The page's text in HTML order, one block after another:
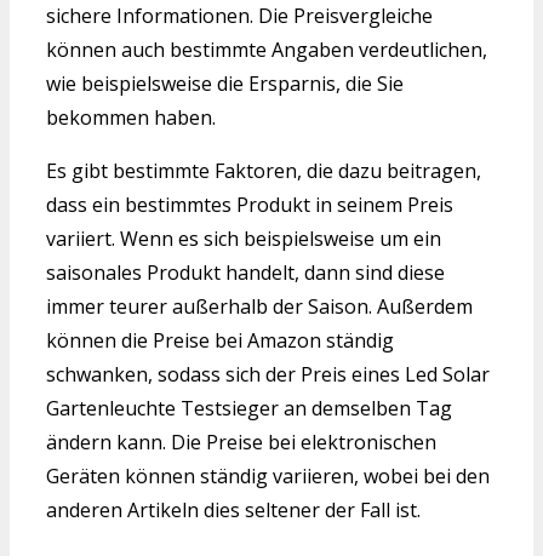
sichere Informationen. Die Preisvergleiche
können auch bestimmte Angaben verdeutlichen,
wie beispielsweise die Ersparnis, die Sie
bekommen haben.
Es gibt bestimmte Faktoren, die dazu beitragen,
dass ein bestimmtes Produkt in seinem Preis
variiert. Wenn es sich beispielsweise um ein
saisonales Produkt handelt, dann sind diese
immer teurer außerhalb der Saison. Außerdem
können die Preise bei Amazon ständig
schwanken, sodass sich der Preis eines Led Solar
Gartenleuchte Testsieger an demselben Tag
ändern kann. Die Preise bei elektronischen
Geräten können ständig variieren, wobei bei den
anderen Artikeln dies seltener der Fall ist.